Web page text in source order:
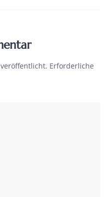
Erforderliche